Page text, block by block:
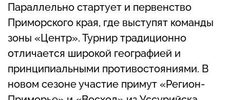
Параллельно стартует и первенство
Приморского края, где выступят команды
зоны «Центр». Турнир традиционно
отличается широкой географией и
принципиальными противостояниями. В
новом сезоне участие примут «Регион-